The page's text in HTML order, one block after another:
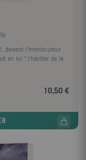
devient l'interlocuteur
en lui " l'héritier de la
10,50 €